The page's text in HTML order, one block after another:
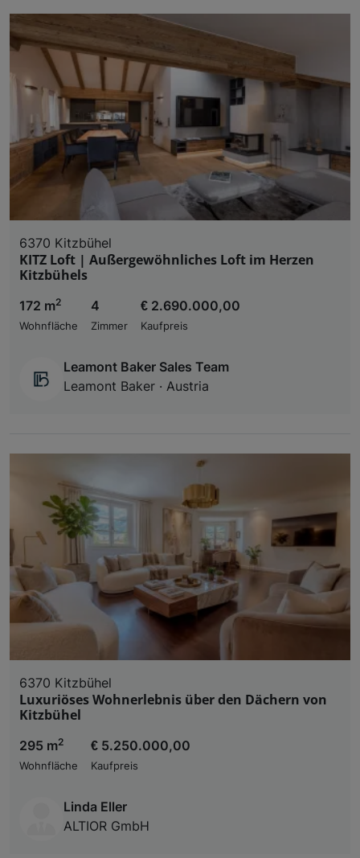
6370 Kitzbühel
KITZ Loft | Außergewöhnliches Loft im Herzen
Kitzbühels
172 m2
Wohnfläche
4
Zimmer
€ 2.690.000,00
Kaufpreis
Leamont Baker Sales Team
Leamont Baker · Austria
6370 Kitzbühel
Luxuriöses Wohnerlebnis über den Dächern von
Kitzbühel
295 m2
Wohnfläche
€ 5.250.000,00
Kaufpreis
Linda Eller
ALTIOR GmbH